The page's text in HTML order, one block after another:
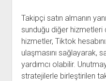
Takipçi satın almanın
sunduğu diğer hizmetleri
hizmetler, Tiktok
ulaşmasını sağlayarak,
yardımcı olabilir.
stratejilerle birleştirilen